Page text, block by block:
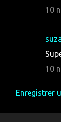
10
10
Enregistrer